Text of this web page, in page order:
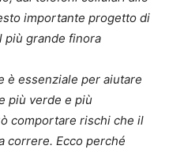
importante progetto di
più grande finora
è essenziale per aiutare
più verde e più
comportare rischi che il
correre. Ecco perché